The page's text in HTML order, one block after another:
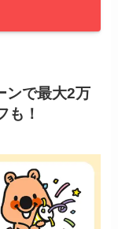
ンで最大2万
も！